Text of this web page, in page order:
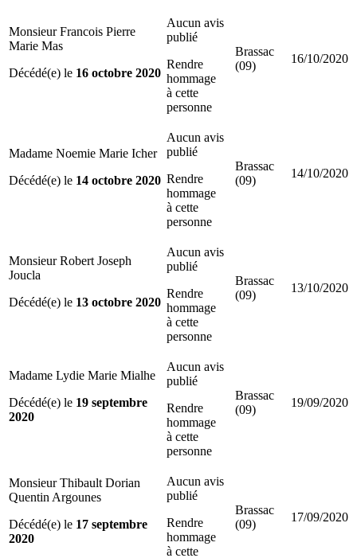
Monsieur Francois Pierre
Marie Mas
Décédé(e) le 16 octobre 2020
Aucun avis
publié
Rendre
hommage
à cette
personne
Brassac
(09)
16/10/2020
Madame Noemie Marie Icher
Décédé(e) le 14 octobre 2020
Aucun avis
publié
Rendre
hommage
à cette
personne
Brassac
(09)
14/10/2020
Monsieur Robert Joseph
Joucla
Décédé(e) le 13 octobre 2020
Aucun avis
publié
Rendre
hommage
à cette
personne
Brassac
(09)
13/10/2020
Madame Lydie Marie Mialhe
Décédé(e) le 19 septembre
2020
Aucun avis
publié
Rendre
hommage
à cette
personne
Brassac
(09)
19/09/2020
Monsieur Thibault Dorian
Quentin Argounes
Décédé(e) le 17 septembre
2020
Aucun avis
publié
Rendre
hommage
à cette
Brassac
(09)
17/09/2020